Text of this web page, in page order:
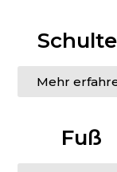
Mehr
Fuß